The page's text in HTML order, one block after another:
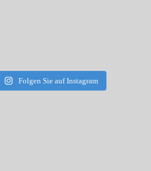
Folgen Sie auf Instagram